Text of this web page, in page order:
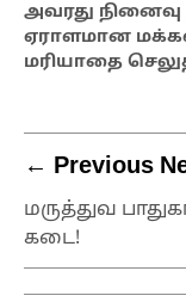
அவரது
ஏராளமான
மரியாதை
← Previous
மருத்துவ பாதுகாப்பு உடையில்
கடை!